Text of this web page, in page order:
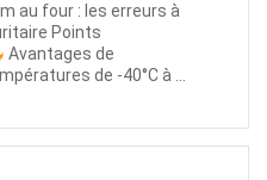
au four : les erreurs à
Points
Avantages de
de -40°C à ...